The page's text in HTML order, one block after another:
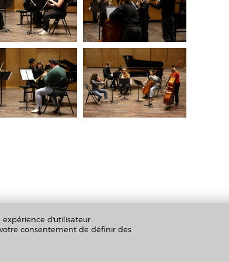
expérience d'utilisateur.
consentement de définir des